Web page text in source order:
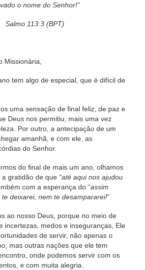
o nome do Senhor!”
Salmo 113:3 (BPT)
Missionária,
tem algo de especial, que é difícil de
uma sensação de final feliz, de paz e
Deus nos permitiu, mais uma vez
Por outro, a antecipação de um
amanhã, e com ele, as
do Senhor.
do final de mais um ano, olhamos
gratidão de que “até aqui nos ajudou
com a esperança do “assim
deixarei, nem te desampararei!”.
ao nosso Deus, porque no meio de
incertezas, medos e inseguranças, Ele
de servir, não apenas o
mas outras nações que ele tem
onde podemos servir com os
e com muita alegria.